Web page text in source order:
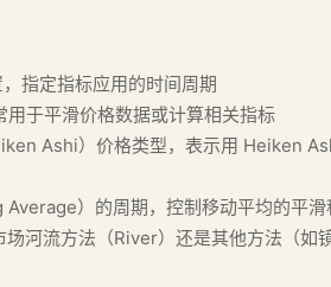
指定指标应用的时间周期
于平滑价格数据或计算相关指标
Ashi）价格类型，表示用 Heiken
）的周期，控制移动平均的平滑
河流方法（River）还是其他方法（如